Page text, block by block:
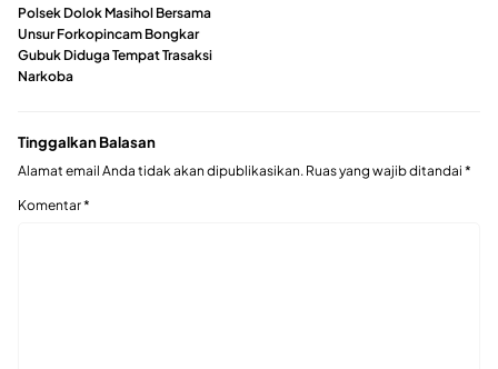
Polsek Dolok Masihol Bersama
Unsur Forkopincam Bongkar
Gubuk Diduga Tempat Trasaksi
Narkoba
Tinggalkan Balasan
Alamat email Anda tidak akan dipublikasikan. Ruas yang wajib ditandai *
Komentar*